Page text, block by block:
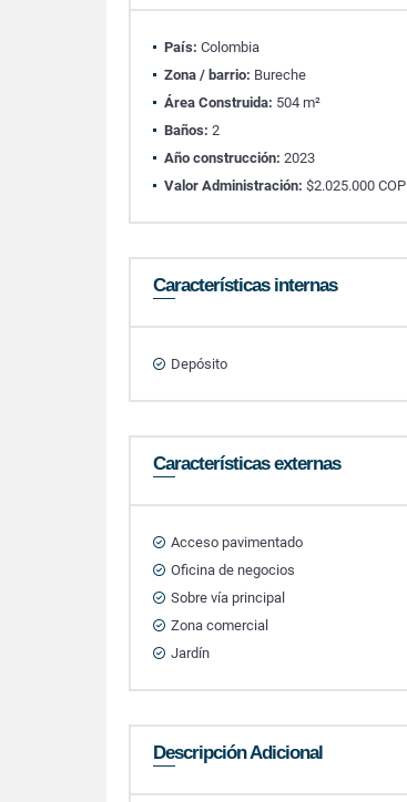
País: Colombia
Zona / barrio: Bureche
Área Construida: 504 m²
Baños: 2
Año construcción: 2023
Valor Administración: $2.025.000 COP
Características internas
Depósito
Características externas
Acceso pavimentado
Oficina de negocios
Sobre vía principal
Zona comercial
Jardín
Descripción Adicional